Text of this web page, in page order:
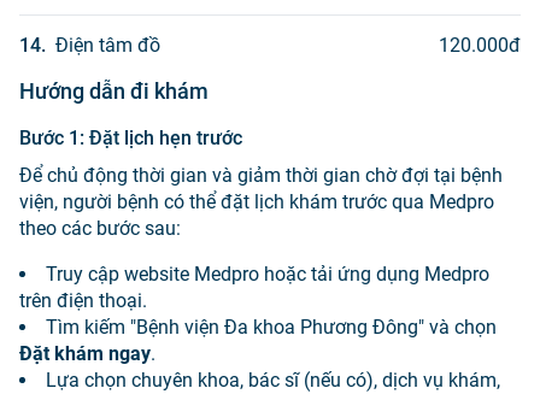
14. Điện tâm đồ 120.000đ
Hướng dẫn đi khám
Bước 1 : Đặt lịch hẹn trước
Để chủ động thời gian và giảm thời gian chờ đợi tại bệnh
viện, người bệnh có thể đặt lịch khám trước qua Medpro
theo các bước sau:
Truy cập website Medpro hoặc tải ứng dụng Medpro
trên điện thoại.
Tìm kiếm "Bệnh viện Đa khoa Phương Đông" và chọn
Đặt khám ngay.
Lựa chọn chuyên khoa, bác sĩ (nếu có), dịch vụ khám,